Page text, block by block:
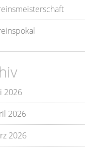
2026
2026
2026